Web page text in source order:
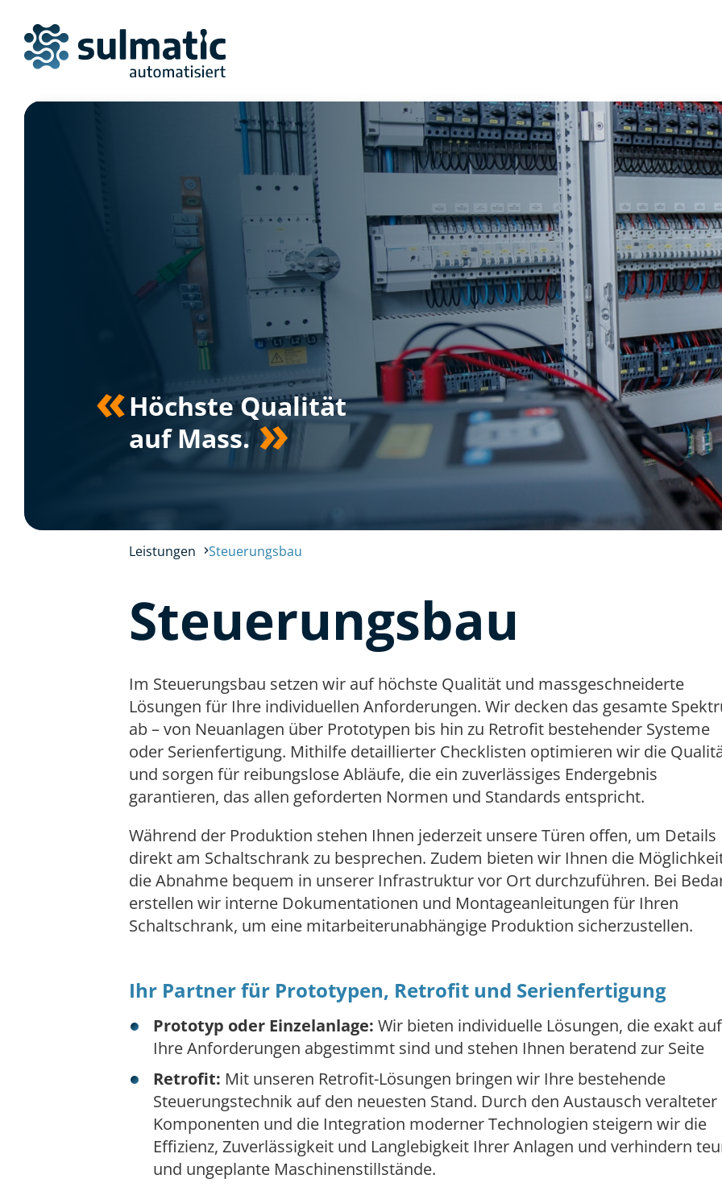
«Höchste Qualität
auf Mass. »
Leistungen Steuerungsbau
Steuerungsbau
Im Steuerungsbau setzen wir auf höchste Qualität und massgeschneiderte
Lösungen für Ihre individuellen Anforderungen. Wir decken das gesamte
ab – von Neuanlagen über Prototypen bis hin zu Retrofit bestehender Systeme
oder Serienfertigung. Mithilfe detaillierter Checklisten optimieren wir die
und sorgen für reibungslose Abläufe, die ein zuverlässiges Endergebnis
garantieren, das allen geforderten Normen und Standards entspricht.
Während der Produktion stehen Ihnen jederzeit unsere Türen offen, um Details
direkt am Schaltschrank zu besprechen. Zudem bieten wir Ihnen die
die Abnahme bequem in unserer Infrastruktur vor Ort durchzuführen. Bei
erstellen wir interne Dokumentationen und Montageanleitungen für Ihren
Schaltschrank, um eine mitarbeiterunabhängige Produktion sicherzustellen.
Ihr Partner für Prototypen, Retrofit und Serienfertigung
Prototyp oder Einzelanlage: Wir bieten individuelle Lösungen, die exakt auf
Ihre Anforderungen abgestimmt sind und stehen Ihnen beratend zur Seite
Retrofit: Mit unseren Retrofit-Lösungen bringen wir Ihre bestehende
Steuerungstechnik auf den neuesten Stand. Durch den Austausch veralteter
Komponenten und die Integration moderner Technologien steigern wir die
Effizienz, Zuverlässigkeit und Langlebigkeit Ihrer Anlagen und verhindern
und ungeplante Maschinenstillstände.